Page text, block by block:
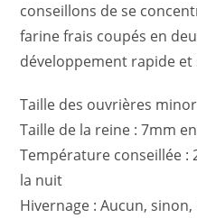
conseillons de se
farine frais coupés en
développement rapide
Taille des ouvrières
Taille de la reine : 7mm
Température conseillée :
la nuit
Hivernage : Aucun,